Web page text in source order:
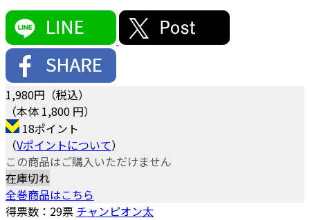
1,980円（税込）
（本体 1,800 円）
18ポイント
（Vポイントについて）
この商品はご購入いただけません
在庫切れ
全巻商品はこちら
得票数： 29票 チャンピオン太